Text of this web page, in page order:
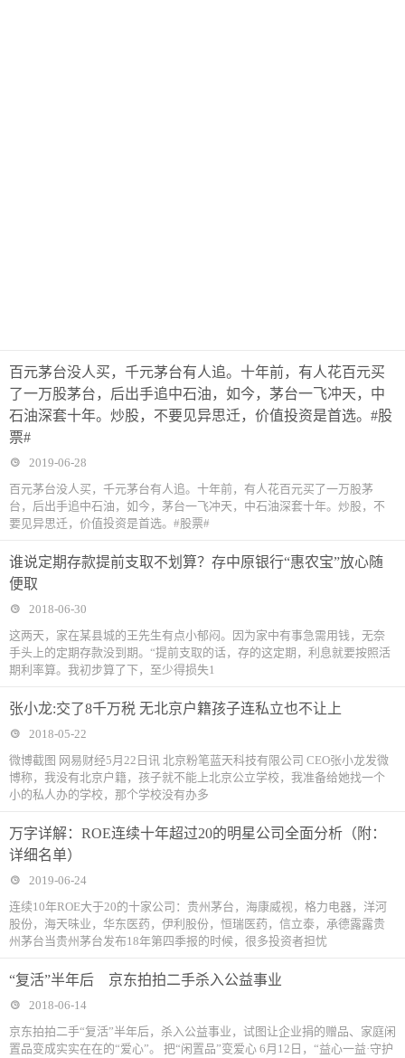
百元茅台没人买，千元茅台有人追。十年前，有人花百元买
了一万股茅台，后出手追中石油，如今，茅台一飞冲天，中
石油深套十年。炒股，不要见异思迁，价值投资是首选。#股
票#
2019-06-28
百元茅台没人买，千元茅台有人追。十年前，有人花百元买了一万股茅
台，后出手追中石油，如今，茅台一飞冲天，中石油深套十年。炒股，不
要见异思迁，价值投资是首选。#股票#
谁说定期存款提前支取不划算？存中原银行“惠农宝”放心随
便取
2018-06-30
这两天，家在某县城的王先生有点小郁闷。因为家中有事急需用钱，无奈
手头上的定期存款没到期。“提前支取的话，存的这定期，利息就要按照活
期利率算。我初步算了下，至少得损失1
张小龙:交了8千万税 无北京户籍孩子连私立也不让上
2018-05-22
微博截图 网易财经5月22日讯 北京粉笔蓝天科技有限公司 CEO张小龙发微
博称，我没有北京户籍，孩子就不能上北京公立学校，我准备给她找一个
小的私人办的学校，那个学校没有办多
万字详解：ROE连续十年超过20的明星公司全面分析（附：
详细名单）
2019-06-24
连续10年ROE大于20的十家公司：贵州茅台，海康威视，格力电器，洋河
股份，海天味业，华东医药，伊利股份，恒瑞医药，信立泰，承德露露贵
州茅台当贵州茅台发布18年第四季报的时候，很多投资者担忧
“复活”半年后 京东拍拍二手杀入公益事业
2018-06-14
京东拍拍二手“复活”半年后，杀入公益事业，试图让企业捐的赠品、家庭闲
置品变成实实在在的“爱心”。 把“闲置品”变爱心 6月12日，“益心一益·守护